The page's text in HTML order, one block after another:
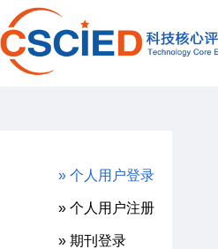
» 个人用户登录
» 个人用户注册
» 期刊登录